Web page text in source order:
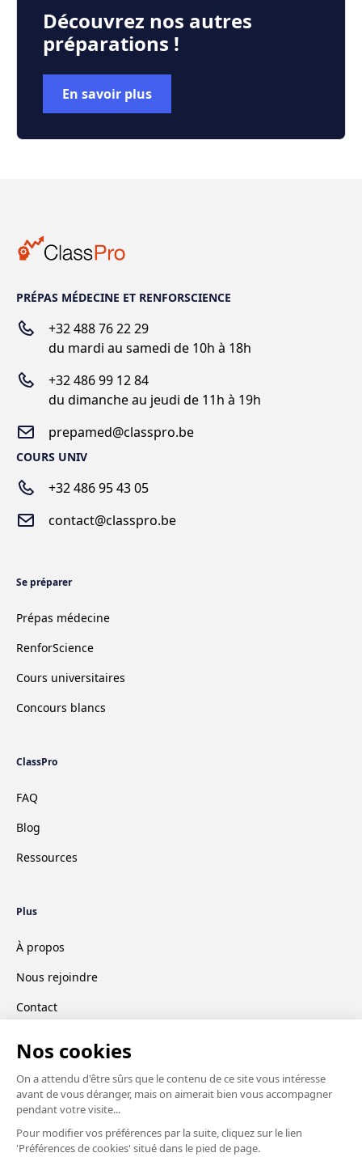
Découvrez nos autres
préparations !
En savoir plus
PRÉPAS MÉDECINE ET RENFORSCIENCE
+32 488 76 22 29
du mardi au samedi de 10h à 18h
+32 486 99 12 84
du dimanche au jeudi de 11h à 19h
prepamed@classpro.be
COURS UNIV
+32 486 95 43 05
contact@classpro.be
Se préparer
Prépas médecine
RenforScience
Cours universitaires
Concours blancs
ClassPro
FAQ
Blog
Ressources
Plus
À propos
Nous rejoindre
Contact